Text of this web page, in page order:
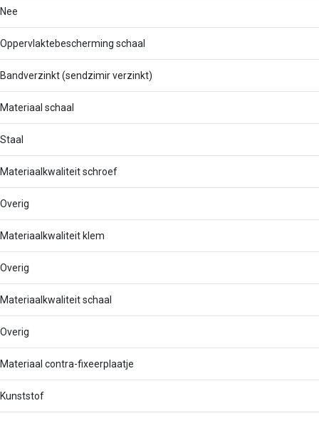
Nee
Oppervlaktebescherming schaal
Bandverzinkt (sendzimir verzinkt)
Materiaal schaal
Staal
Materiaalkwaliteit schroef
Overig
Materiaalkwaliteit klem
Overig
Materiaalkwaliteit schaal
Overig
Materiaal contra-fixeerplaatje
Kunststof